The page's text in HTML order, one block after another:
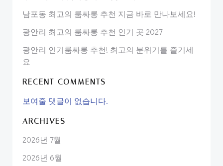
남포동 최고의 룸싸롱 추천 지금 바로 만나보세요!
광안리 최고의 룸싸롱 추천 인기 곳 2027
광안리 인기룸싸롱 추천! 최고의 분위기를 즐기세
요
RECENT COMMENTS
보여줄 댓글이 없습니다.
ARCHIVES
2026년 7월
2026년 6월